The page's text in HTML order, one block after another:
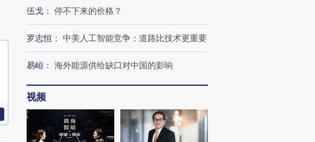
伍戈 ： 停不下来的价格？
罗志恒 ： 中美人工智能竞争：道路比技术更重要
易峘 ： 海外能源供给缺口对中国的影响
视频